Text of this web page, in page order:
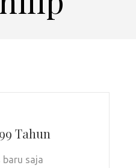
Tahun
baru saja